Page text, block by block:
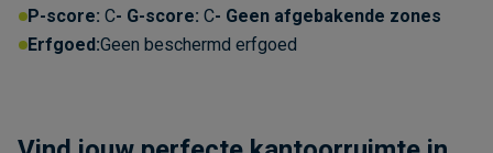
P-score: C G-score: C Geen afgebakende zones
Erfgoed:Geen beschermd erfgoed